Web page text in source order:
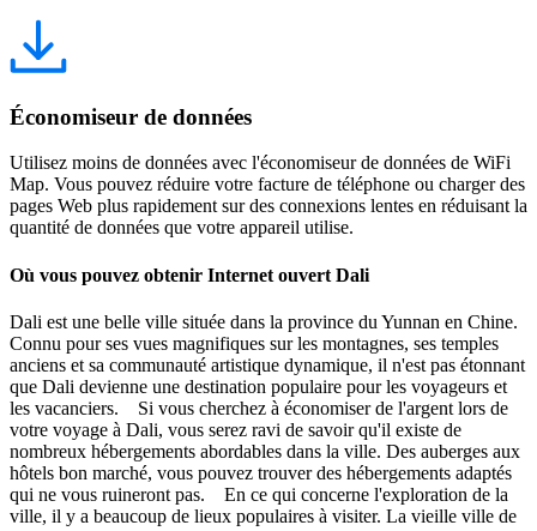
Économiseur de données
Utilisez moins de données avec l'économiseur de données de WiFi
Map. Vous pouvez réduire votre facture de téléphone ou charger des
pages Web plus rapidement sur des connexions lentes en réduisant la
quantité de données que votre appareil utilise.
Où vous pouvez obtenir Internet ouvert Dali
Dali est une belle ville située dans la province du Yunnan en Chine.
Connu pour ses vues magnifiques sur les montagnes, ses temples
anciens et sa communauté artistique dynamique, il n'est pas étonnant
que Dali devienne une destination populaire pour les voyageurs et
les vacanciers. Si vous cherchez à économiser de l'argent lors de
votre voyage à Dali, vous serez ravi de savoir qu'il existe de
nombreux hébergements abordables dans la ville. Des auberges aux
hôtels bon marché, vous pouvez trouver des hébergements adaptés
qui ne vous ruineront pas. En ce qui concerne l'exploration de la
ville, il y a beaucoup de lieux populaires à visiter. La vieille ville de